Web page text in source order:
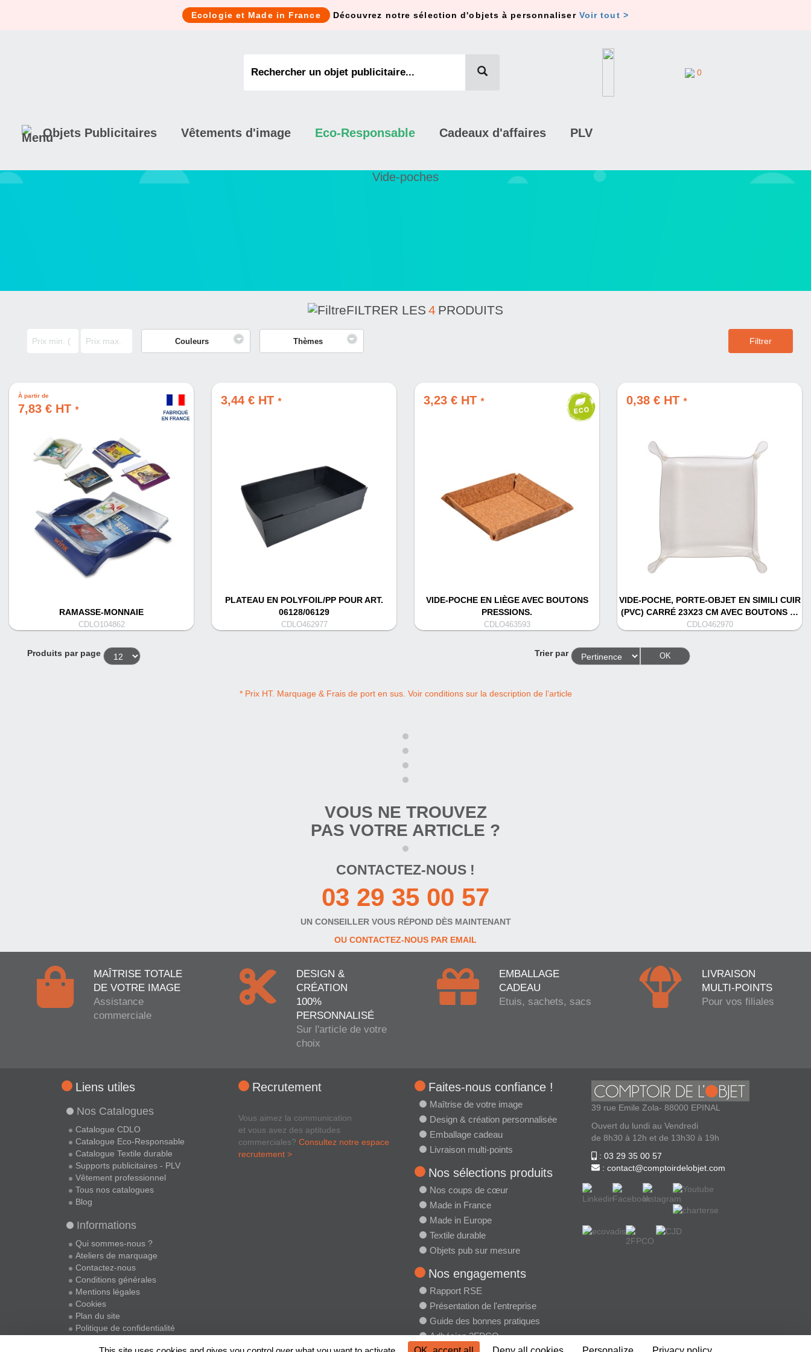
Ecologie et Made in France Découvrez notre sélection d'objets à personnaliser Voir tout >
0
Objets Publicitaires Vêtements d'image Eco-Responsable Cadeaux d'affaires PLV
Vide-poches
FILTRER LES 4 PRODUITS
Couleurs Thèmes Filtrer
À partir de
7,83 € HT *
RAMASSE-MONNAIE
CDLO104862
3,44 € HT *
PLATEAU EN POLYFOIL/PP POUR ART.
06128/06129
CDLO462977
3,23 € HT *
VIDE-POCHE EN LIÈGE AVEC BOUTONS
PRESSIONS.
CDLO463593
0,38 € HT *
VIDE-POCHE, PORTE-OBJET EN SIMILI CUIR
(PVC) CARRÉ 23X23 CM AVEC BOUTONS …
CDLO462970
Produits par page Trier par OK
* Prix HT. Marquage & Frais de port en sus. Voir conditions sur la description de l’article
VOUS NE TROUVEZ
PAS VOTRE ARTICLE ?
CONTACTEZ-NOUS !
03 29 35 00 57
UN CONSEILLER VOUS RÉPOND DÈS MAINTENANT
OU CONTACTEZ-NOUS PAR EMAIL
MAÎTRISE TOTALE
DE VOTRE IMAGE
Assistance
commerciale
DESIGN &
CRÉATION
100%
PERSONNALISÉ
Sur l'article de votre
choix
EMBALLAGE
CADEAU
Etuis, sachets, sacs
LIVRAISON
MULTI-POINTS
Pour vos filiales
Liens utiles
Nos Catalogues
Catalogue CDLO
Catalogue Eco-Responsable
Catalogue Textile durable
Supports publicitaires - PLV
Vêtement professionnel
Tous nos catalogues
Blog
Informations
Qui sommes-nous ?
Ateliers de marquage
Contactez-nous
Conditions générales
Mentions légales
Cookies
Plan du site
Politique de confidentialité
Recrutement
Vous aimez la communication
et vous avez des aptitudes
commerciales? Consultez notre espace
recrutement >
Faites-nous confiance !
Maîtrise de votre image
Design & création personnalisée
Emballage cadeau
Livraison multi-points
Nos sélections produits
Nos coups de cœur
Made in France
Made in Europe
Textile durable
Objets pub sur mesure
Nos engagements
Rapport RSE
Présentation de l'entreprise
Guide des bonnes pratiques
Adhésion 2FPCO
39 rue Emile Zola- 88000 EPINAL
Ouvert du lundi au Vendredi
de 8h30 à 12h et de 13h30 à 19h
: 03 29 35 00 57
: contact@comptoirdelobjet.com